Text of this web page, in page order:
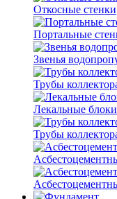
Откосные стенки
Портальные
Звенья
Трубы
Лекальные блоки
Трубы